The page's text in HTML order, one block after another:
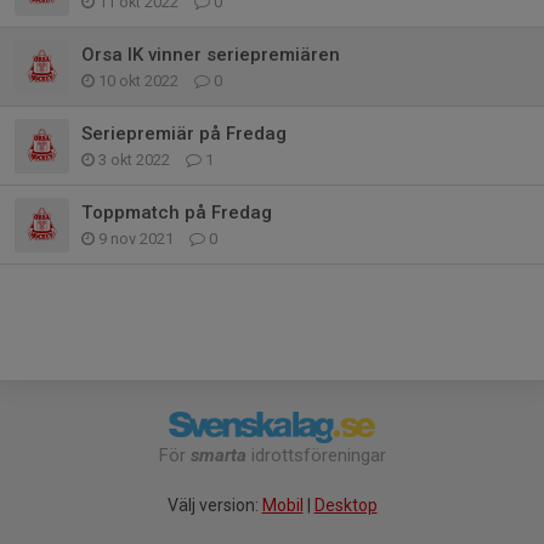
Orsa IK vinner seriepremiären
10 okt 2022 0
Seriepremiär på Fredag
3 okt 2022 1
Toppmatch på Fredag
9 nov 2021 0
För smarta idrottsföreningar
Välj version: Mobil | Desktop